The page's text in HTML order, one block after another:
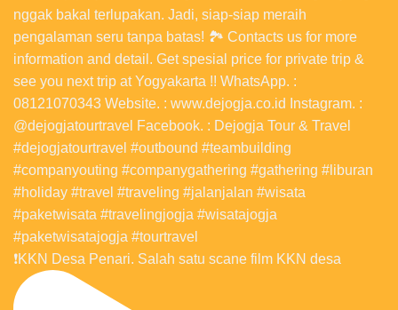
❗️KKN Desa Penari. Salah satu scane film KKN desa